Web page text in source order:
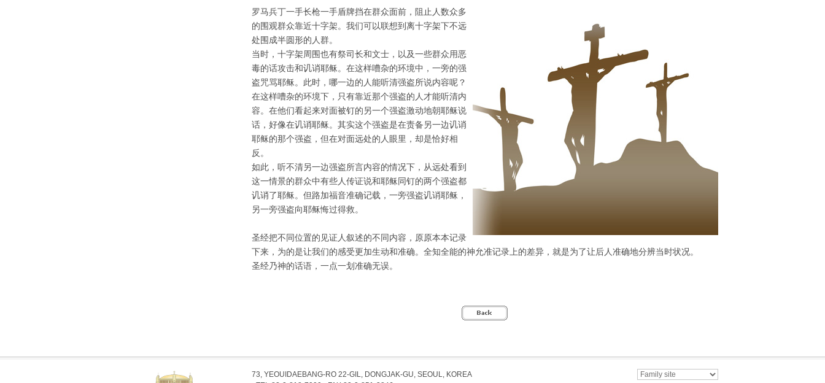
罗马兵丁一手长枪一手盾牌挡在群众面前，阻止人数众多
的围观群众靠近十字架。我们可以联想到离十字架下不远
处围成半圆形的人群。
当时，十字架周围也有祭司长和文士，以及一些群众用恶
毒的话攻击和讥诮耶稣。在这样嘈杂的环境中，一旁的强
盗咒骂耶稣。此时，哪一边的人能听清强盗所说内容呢？
在这样嘈杂的环境下，只有靠近那个强盗的人才能听清内
容。在他们看起来对面被钉的另一个强盗激动地朝耶稣说
话，好像在讥诮耶稣。其实这个强盗是在责备另一边讥诮
耶稣的那个强盗，但在对面远处的人眼里，却是恰好相
反。
如此，听不清另一边强盗所言内容的情况下，从远处看到
这一情景的群众中有些人传证说和耶稣同钉的两个强盗都
讥诮了耶稣。但路加福音准确记载，一旁强盗讥诮耶稣，
另一旁强盗向耶稣悔过得救。
圣经把不同位置的见证人叙述的不同内容，原原本本记录
下来，为的是让我们的感受更加生动和准确。全知全能的神允准记录上的差异，就是为了让后人准确地分辨当时状况。
圣经乃神的话语，一点一划准确无误。
73, YEOUIDAEBANG-RO 22-GIL, DONGJAK-GU, SEOUL, KOREA